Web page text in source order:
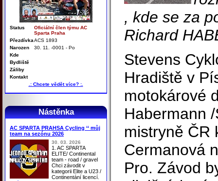
Status
Oficiální člen týmu AC
Sparta Praha
PřezdívkaACS 1893
Narozen
30. 11. -0001 - Po
Kde
Bydliště
Záliby
Kontakt
.: Chcete vědět více? :.
Nástěnka
AC SPARTA PRAHSA Cycling ‘‘ můj
team na sezónu 2026
30. 03. 2026
1. AC SPARTA
ELITE/ Continental
team - road / gravel
Chci závodit v
kategorii Elite a U23 /
Continentání licencí.
, kde se za
Richard
Stevens
Hradiště v
motokárové
Habermann
mistryně ČR
Cermanová
Pro. Závod